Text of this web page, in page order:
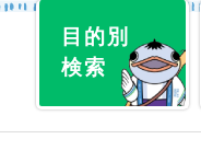
目的別
検索